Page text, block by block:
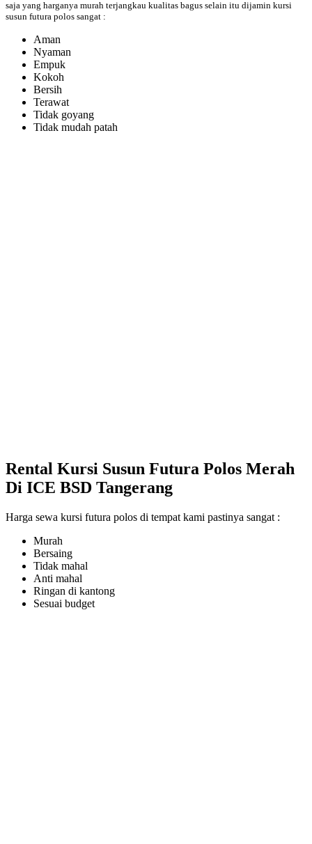
saja yang harganya murah terjangkau kualitas bagus selain itu dijamin kursi
susun futura polos sangat :
Aman
Nyaman
Empuk
Kokoh
Bersih
Terawat
Tidak goyang
Tidak mudah patah
Rental Kursi Susun Futura Polos Merah
Di ICE BSD Tangerang
Harga sewa kursi futura polos di tempat kami pastinya sangat :
Murah
Bersaing
Tidak mahal
Anti mahal
Ringan di kantong
Sesuai budget